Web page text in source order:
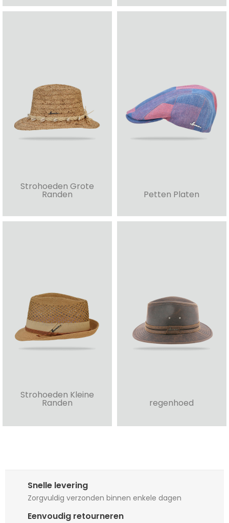
Strohoeden Grote
Randen Petten Platen
Strohoeden Kleine
Randen regenhoed
Snelle levering
Zorgvuldig verzonden binnen enkele dagen
Eenvoudig retourneren